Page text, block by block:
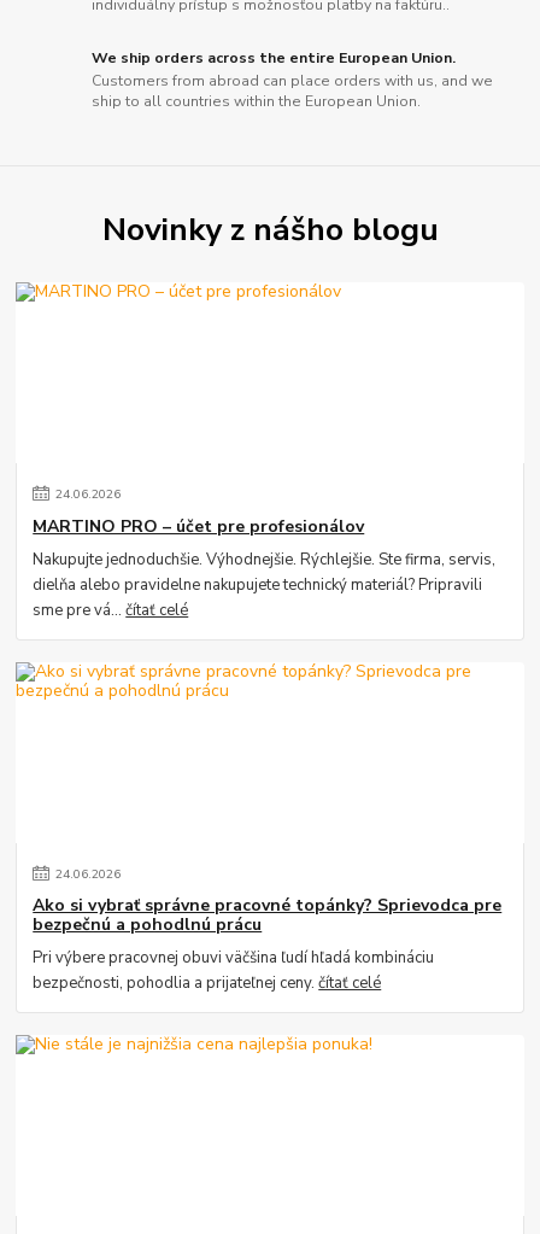
individuálny prístup s možnosťou platby na faktúru..
We ship orders across the entire European Union.
Customers from abroad can place orders with us, and we
ship to all countries within the European Union.
Novinky z nášho blogu
24.06.2026
MARTINO PRO – účet pre profesionálov
Nakupujte jednoduchšie. Výhodnejšie. Rýchlejšie. Ste firma, servis,
dielňa alebo pravidelne nakupujete technický materiál? Pripravili
sme pre vá...čítať celé
24.06.2026
Ako si vybrať správne pracovné topánky? Sprievodca pre
bezpečnú a pohodlnú prácu
Pri výbere pracovnej obuvi väčšina ľudí hľadá kombináciu
bezpečnosti, pohodlia a prijateľnej ceny.čítať celé